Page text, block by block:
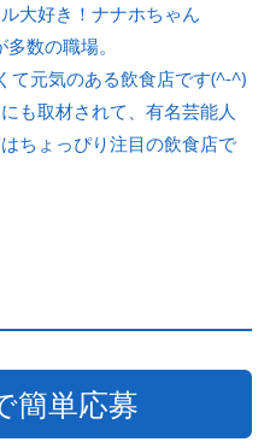
大好き！ナナホちゃん
数の職場。
て元気のある飲食店です(^-^)
も取材されて、有名芸能人
ちょっぴり注目の飲食店で
単応募